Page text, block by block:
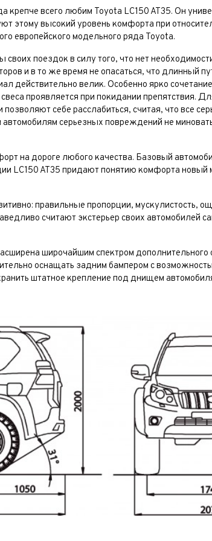
всего любим Toyota LC150 AT35. Он
этому высокий уровень комфорта при
европейского модельного ряда Toyota.
поездок в силу того, что нет
и в то же время не опасаться, что длинный
действительно велик. Особенно ярко
проявляется при покидании препятствия.
себе расслабиться, считая, что все
серьезных повреждений не
на дороге любого качества. Базовый
LC150 AT35 придают понятию комфорта новый
правильные пропорции, мускулистость,
считают экстерьер своих автомобилей
широчайшим спектром дополнительного
оснащать задним бампером с
штатное крепление под днищем